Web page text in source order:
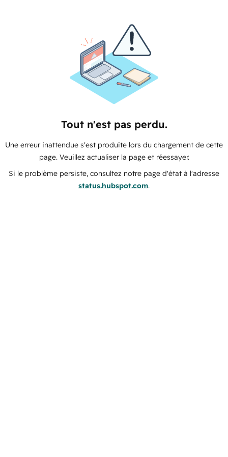
Tout n'est pas perdu.
Une erreur inattendue s'est produite lors du chargement de cette
page. Veuillez actualiser la page et réessayer.
Si le problème persiste, consultez notre page d'état à l'adresse
status.hubspot.com.